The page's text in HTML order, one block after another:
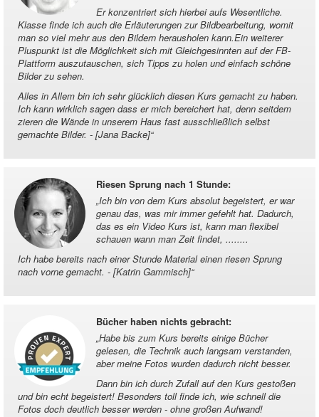
Er konzentriert sich hierbei aufs Wesentliche.
Klasse finde ich auch die Erläuterungen zur Bildbearbeitung, womit
man so viel mehr aus den Bildern herausholen kann.Ein weiterer
Pluspunkt ist die Möglichkeit sich mit Gleichgesinnten auf der FB-
Plattform auszutauschen, sich Tipps zu holen und einfach schöne
Bilder zu sehen.
Alles in Allem bin ich sehr glücklich diesen Kurs gemacht zu haben.
Ich kann wirklich sagen dass er mich bereichert hat, denn seitdem
zieren die Wände in unserem Haus fast ausschließlich selbst
gemachte Bilder. - [Jana Backe]“
Riesen Sprung nach 1 Stunde:
„Ich bin von dem Kurs absolut begeistert, er war
genau das, was mir immer gefehlt hat. Dadurch,
das es ein Video Kurs ist, kann man flexibel
schauen wann man Zeit findet, ........
Ich habe bereits nach einer Stunde Material einen riesen Sprung
nach vorne gemacht. - [Katrin Gammisch]“
Bücher haben nichts gebracht:
„Habe bis zum Kurs bereits einige Bücher
gelesen, die Technik auch langsam verstanden,
aber meine Fotos wurden dadurch nicht besser.
Dann bin ich durch Zufall auf den Kurs gestoßen
und bin echt begeistert! Besonders toll finde ich, wie schnell die
Fotos doch deutlich besser werden - ohne großen Aufwand!